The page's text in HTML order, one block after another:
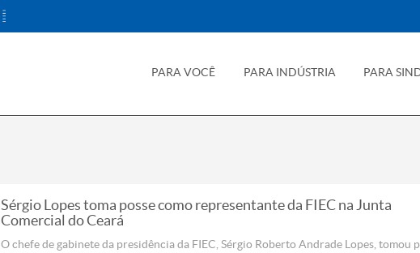
PARA VOCÊ PARA INDÚSTRIA PARA
Sérgio Lopes toma posse como representante da FIEC na Junta
Comercial do Ceará
O chefe de gabinete da presidência da FIEC, Sérgio Roberto Andrade Lopes, tomou